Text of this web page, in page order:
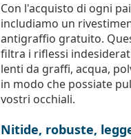
Con l'acquisto di ogni
includiamo un
antigraffio gratuito.
filtra i riflessi
lenti da graffi, acqua,
in modo che possiate
vostri occhiali.
Nitide, robuste,